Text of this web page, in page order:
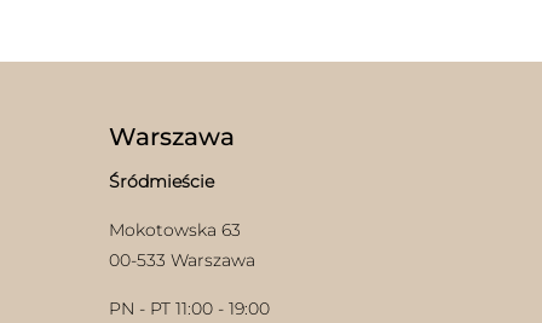
Warszawa
Śródmieście
Mokotowska 63
00-533 Warszawa
PN - PT 11:00 - 19:00